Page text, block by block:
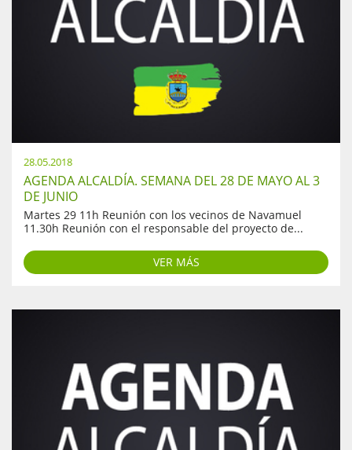
28.05.2018
AGENDA ALCALDÍA. SEMANA DEL 28 DE MAYO AL 3
DE JUNIO
Martes 29 11h Reunión con los vecinos de Navamuel
11.30h Reunión con el responsable del proyecto de...
VER MÁS